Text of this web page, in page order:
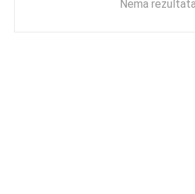
Nema rezultata